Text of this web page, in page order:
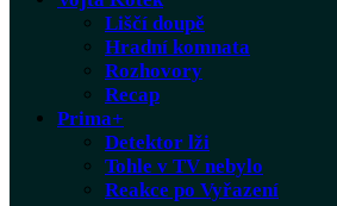
Liščí doupě
Hradní komnata
Rozhovory
Recap
Prima+
Detektor lži
Tohle v TV nebylo
Reakce po Vyřazení